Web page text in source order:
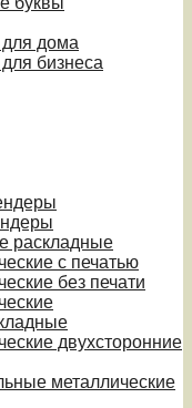
дома
бизнеса
раскладные
с печатью
без печати
двухсторонние
металлические